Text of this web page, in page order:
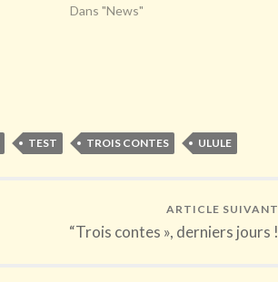
Dans "News"
TEST TROIS CONTES ULULE
ARTICLE SUIVANT
“Trois contes », derniers jours !